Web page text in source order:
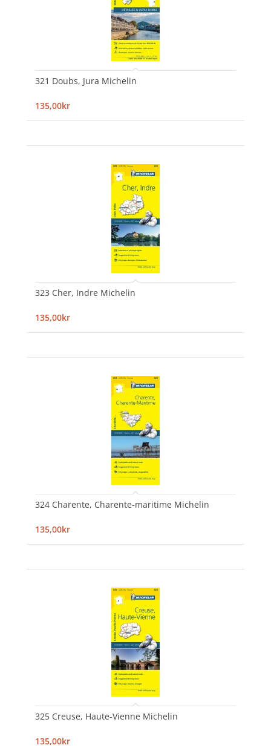
321 Doubs, Jura Michelin
135,00kr
323 Cher, Indre Michelin
135,00kr
324 Charente, Charente-maritime Michelin
135,00kr
325 Creuse, Haute-Vienne Michelin
135,00kr